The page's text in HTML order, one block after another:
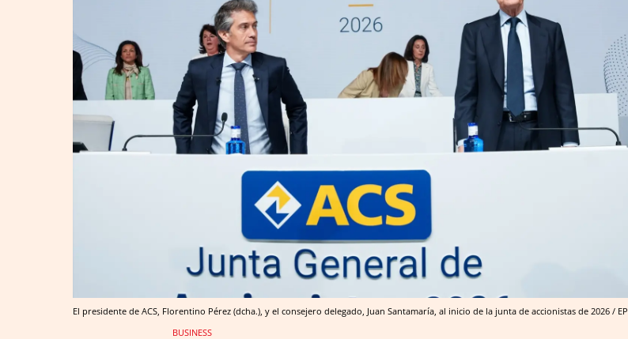
El presidente de ACS, Florentino Pérez (dcha.), y el consejero delegado, Juan Santamaría, al inicio de la junta de accionistas de 2026 / EP
BUSINESS